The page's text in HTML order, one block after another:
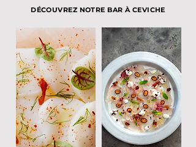
DÉCOUVREZ NOTRE BAR À CEVICHE